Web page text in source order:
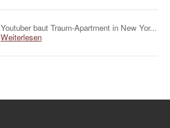
Youtuber baut Traum-Apartment in New Yor...
Weiterlesen